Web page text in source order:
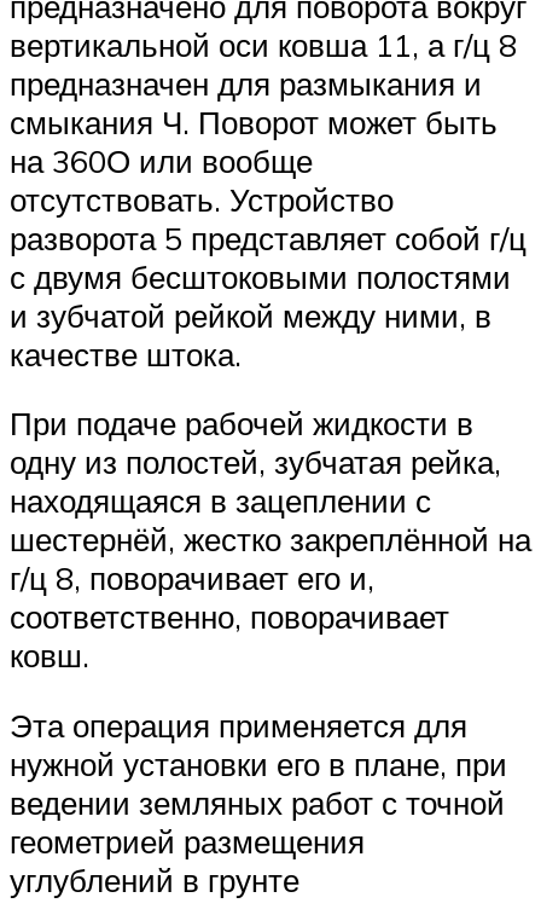
вертикальной оси ковша 11, а г/ц 8
предназначен для размыкания и
смыкания Ч. Поворот может быть
на 360О или вообще
отсутствовать. Устройство
разворота 5 представляет собой г/ц
с двумя бесштоковыми полостями
и зубчатой рейкой между ними, в
качестве штока.
При подаче рабочей жидкости в
одну из полостей, зубчатая рейка,
находящаяся в зацеплении с
шестернёй, жестко закреплённой на
г/ц 8, поворачивает его и,
соответственно, поворачивает
ковш.
Эта операция применяется для
нужной установки его в плане, при
ведении земляных работ с точной
геометрией размещения
углублений в грунте